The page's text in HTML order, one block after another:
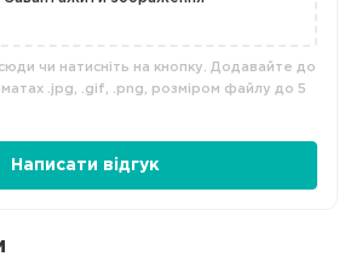
чи натисніть на кнопку. Додавайте до
.jpg, .gif, .png, розміром файлу до 5
Написати відгук